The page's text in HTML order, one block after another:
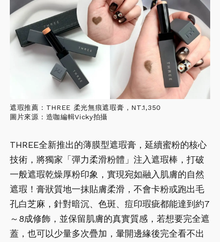
遮瑕推薦：THREE 柔光無痕遮瑕膏，NT.1,350
圖片來源：造咖編輯Vicky拍攝
THREE全新推出的薄膜型遮瑕膏，延續蜜粉的核心
技術，將獨家「彈力柔滑粉體」注入遮瑕棒，打破
一般遮瑕乾燥厚粉印象，實現宛如融入肌膚的自然
遮瑕！膏狀質地一抹貼膚柔滑，不會卡粉或跑出毛
孔白芝麻，針對暗沉、色斑、痘印瑕疵都能達到約7
～8成修飾，並保留肌膚的真實質感，若想要完全遮
蓋，也可以少量多次疊加，暈開邊緣後完全看不出